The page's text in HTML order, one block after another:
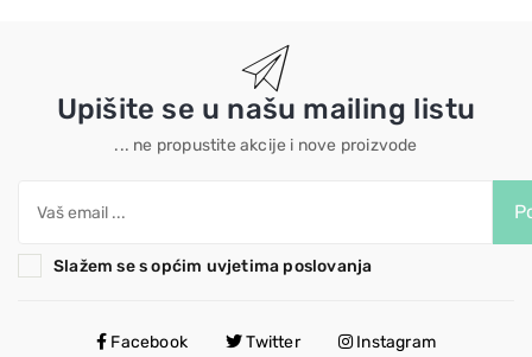
Upišite se u našu mailing listu
... ne propustite akcije i nove proizvode
Slažem se s općim uvjetima poslovanja
Facebook Twitter Instagram